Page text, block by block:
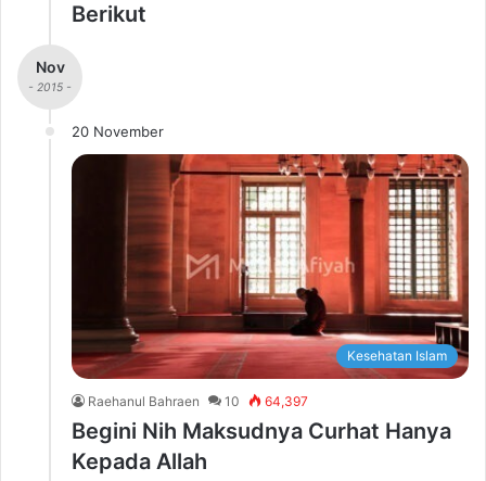
Berikut
Nov
- 2015 -
20 November
Kesehatan Islam
Raehanul Bahraen 10 64,397
Begini Nih Maksudnya Curhat Hanya
Kepada Allah